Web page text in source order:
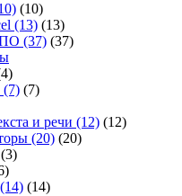
(10)
(13) (13)
ПО (37) (37)
(7) (7)
и речи (12) (12)
(20) (20)
(3)
(14) (14)